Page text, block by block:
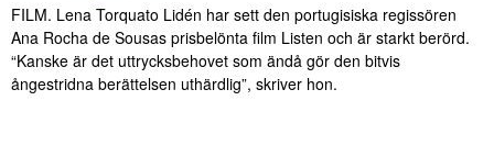
FILM. Lena Torquato Lidén har sett den portugisiska regissören
Ana Rocha de Sousas prisbelönta film Listen och är starkt berörd.
“Kanske är det uttrycksbehovet som ändå gör den bitvis
ångestridna berättelsen uthärdlig”, skriver hon.